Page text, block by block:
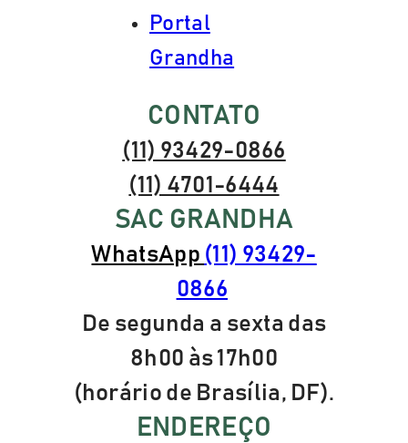
Portal
Grandha
CONTATO
(11) 93429-0866
(11) 4701-6444
SAC GRANDHA
WhatsApp (11) 93429-
0866
De segunda a sexta das
8h00 às 17h00
(horário de Brasília, DF).
ENDEREÇO